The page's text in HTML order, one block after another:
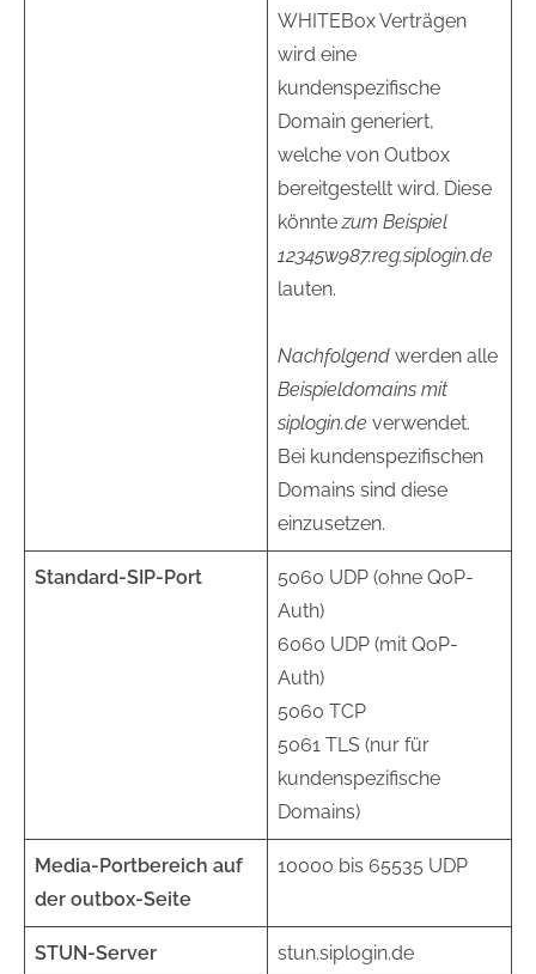
WHITEBox Verträgen
wird eine
kundenspezifische
Domain generiert,
welche von Outbox
bereitgestellt wird. Diese
könntezum Beispiel
12345w987.reg.siplogin.de
lauten.
Nachfolgend werden alle
Beispieldomains mit
siplogin.de verwendet.
Bei kundenspezifischen
Domains sind diese
einzusetzen.
Standard-SIP-Port
5060 UDP (ohne QoP-
Auth)
6060 UDP (mit QoP-
Auth)
5060 TCP
5061 TLS (nur für
kundenspezifische
Domains)
Media-Portbereich auf
der outbox-Seite
10000 bis 65535 UDP
STUN-Server stun.siplogin.de